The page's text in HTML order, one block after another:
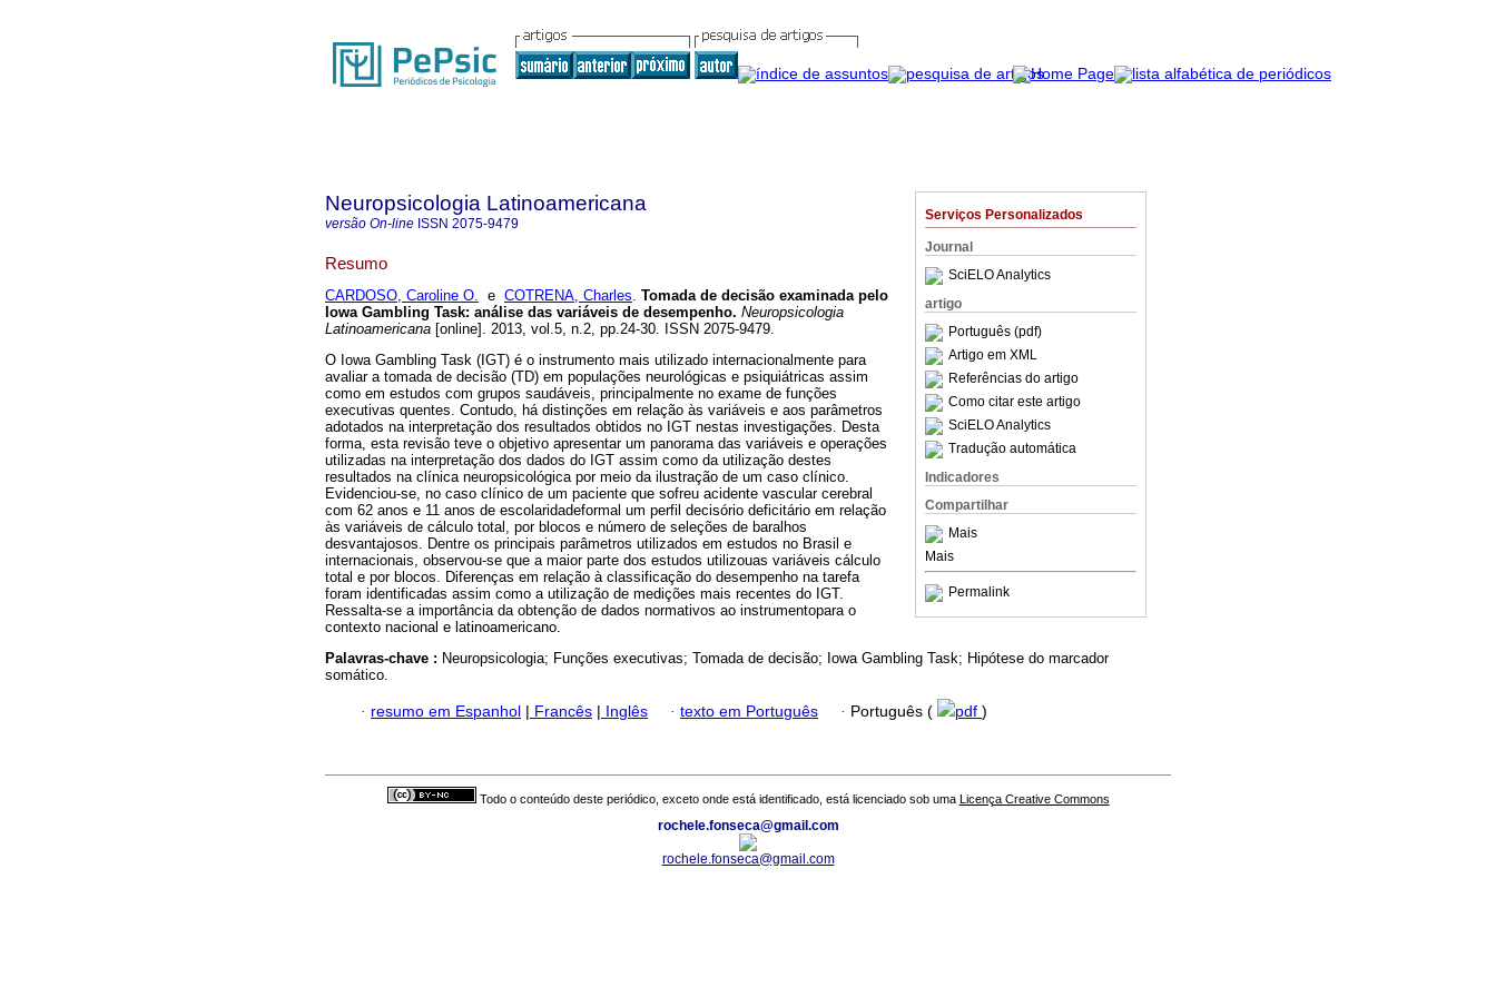
Serviços Personalizados
Journal
SciELO Analytics
artigo
Português (pdf)
Artigo em XML
Referências do artigo
Como citar este artigo
SciELO Analytics
Tradução automática
Indicadores
Compartilhar
Mais
Mais
Permalink
Neuropsicologia Latinoamericana
versão On-line ISSN 2075-9479
Resumo
CARDOSO, Caroline O. e COTRENA, Charles. Tomada de decisão examinada pelo
Iowa Gambling Task: análise das variáveis de desempenho. Neuropsicologia
Latinoamericana [online]. 2013, vol.5, n.2, pp.24-30. ISSN 2075-9479.
O Iowa Gambling Task (IGT) é o instrumento mais utilizado internacionalmente para
avaliar a tomada de decisão (TD) em populações neurológicas e psiquiátricas assim
como em estudos com grupos saudáveis, principalmente no exame de funções
executivas quentes. Contudo, há distinções em relação às variáveis e aos parâmetros
adotados na interpretação dos resultados obtidos no IGT nestas investigações. Desta
forma, esta revisão teve o objetivo apresentar um panorama das variáveis e operações
utilizadas na interpretação dos dados do IGT assim como da utilização destes
resultados na clínica neuropsicológica por meio da ilustração de um caso clínico.
Evidenciou-se, no caso clínico de um paciente que sofreu acidente vascular cerebral
com 62 anos e 11 anos de escolaridadeformal um perfil decisório deficitário em relação
às variáveis de cálculo total, por blocos e número de seleções de baralhos
desvantajosos. Dentre os principais parâmetros utilizados em estudos no Brasil e
internacionais, observou-se que a maior parte dos estudos utilizouas variáveis cálculo
total e por blocos. Diferenças em relação à classificação do desempenho na tarefa
foram identificadas assim como a utilização de medições mais recentes do IGT.
Ressalta-se a importância da obtenção de dados normativos ao instrumentopara o
contexto nacional e latinoamericano.
Palavras-chave : Neuropsicologia; Funções executivas; Tomada de decisão; Iowa Gambling Task; Hipótese do marcador
somático.
· resumo em Espanhol | Francês | Inglês · texto em Português · Português ( pdf )
Todo o conteúdo deste periódico, exceto onde está identificado, está licenciado sob uma Licença Creative Commons
rochele.fonseca@gmail.com
rochele.fonseca@gmail.com